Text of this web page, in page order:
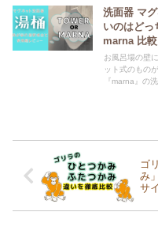
洗面器 マ
いのはどっ
marna 比較
お風呂場の壁
ット式のもの
『marna』の
ゴ
み
サ